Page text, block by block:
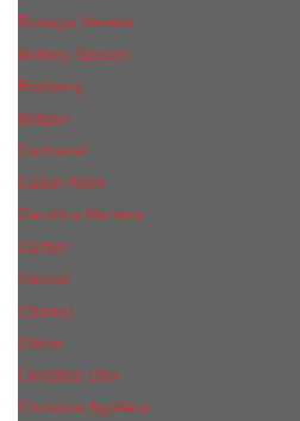
Bottega Veneta
Britney Spears
Burberry
Bvlgari
Cacharel
Calvin Klein
Carolina Herrera
Cartier
Cerruti
Сhanеl
Chloe
Christian Dior
Christina Aguilera